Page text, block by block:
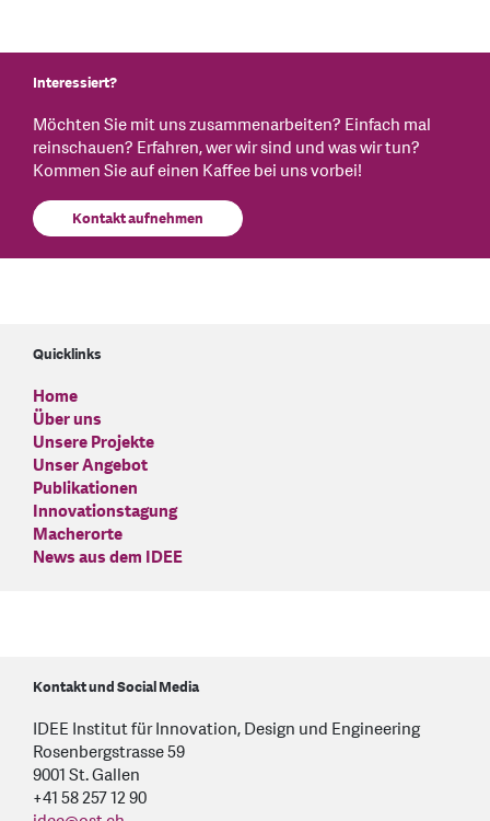
Interessiert?
Möchten Sie mit uns zusammenarbeiten? Einfach mal
reinschauen? Erfahren, wer wir sind und was wir tun?
Kommen Sie auf einen Kaffee bei uns vorbei!
Kontakt aufnehmen
Quicklinks
Home
Über uns
Unsere Projekte
Unser Angebot
Publikationen
Innovationstagung
Macherorte
News aus dem IDEE
Kontakt und Social Media
IDEE Institut für Innovation, Design und Engineering
Rosenbergstrasse 59
9001 St. Gallen
+41 58 257 12 90